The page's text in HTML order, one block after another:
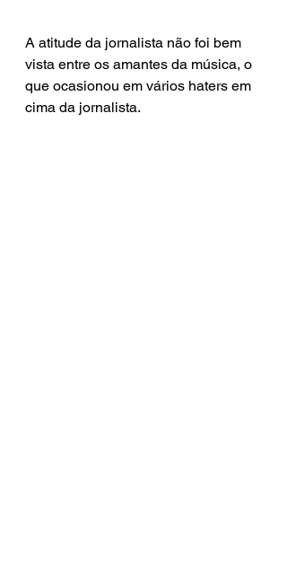
A atitude da jornalista não foi bem
vista entre os amantes da música, o
que ocasionou em vários haters em
cima da jornalista.